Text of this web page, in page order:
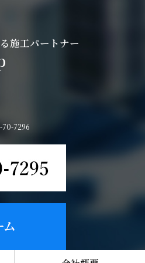
施工パートナー
70-7296